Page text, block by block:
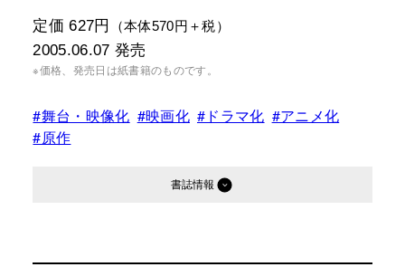
定価 627円 （本体570円＋税）
2005.06.07 発売
※価格、発売日は紙書籍のものです。
#舞台・映像化 #映画化 #ドラマ化 #アニメ化
#原作
書誌情報